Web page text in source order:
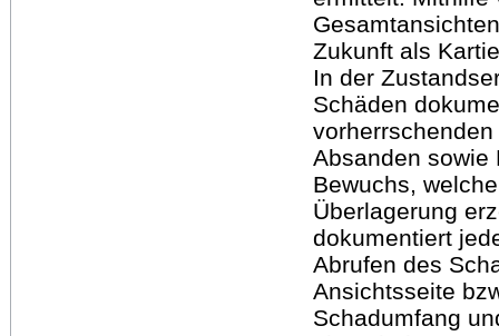
Zukunft als
In der
Schäden
Absanden sowie
Bewuchs,
Überlagerung
dokumentiert
Abrufen des
Ansichtsseite
Schadumfang